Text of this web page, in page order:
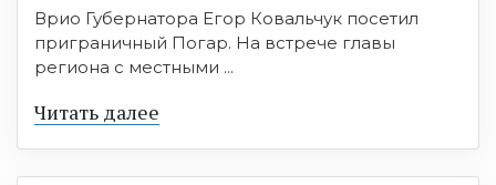
Врио Губернатора Егор Ковальчук посетил
приграничный Погар. На встрече главы
региона с местными ...
Читать далее